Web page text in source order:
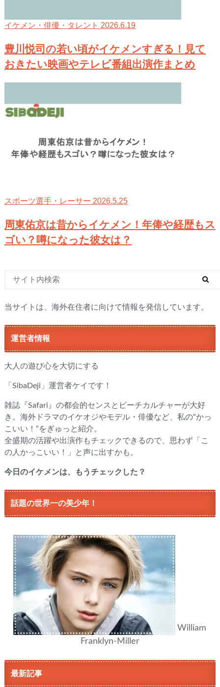
イケメン・俳優・タレント 2026.6.19
豊川悦司の若い頃がイケメンすぎる！見て
おきたい映画やテレビ番組出演作まとめ
スポーツ選手・レーサー 2026.5.25
周東佑京は昔からイケメン！年俸や経歴もス
ゴい？噂になった彼女は？
当サイトは、海外在住者に向けて情報を発信しています。
運営者情報
大人の遊び心を大切にする
「SibaDeji」運営者ケイです！
雑誌『Safari』の都会的センスとビーチカルチャーが大好
き。海外ドラマのイケオジやモデル・俳優など、私の“かっ
こいい！”をぎゅっと紹介。
全盛期の活躍や出演作もチェックできるので、思わず「こ
の人かっこいい！」と声に出すかも。
今日のイケメンは、もうチェックした？
話題の世界一の美少年！
William
Franklyn-Miller
最新記事